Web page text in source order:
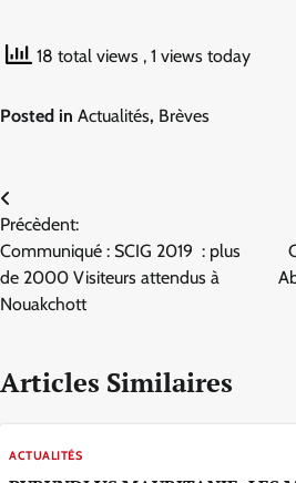
18 total views , 1 views today
Posted in Actualités, Brèves
Navigation
de
l’article
Précèdent:
Communiqué : SCIG 2019 : plus
de 2000 Visiteurs attendus à
Nouakchott
Articles Similaires
ACTUALITÉS